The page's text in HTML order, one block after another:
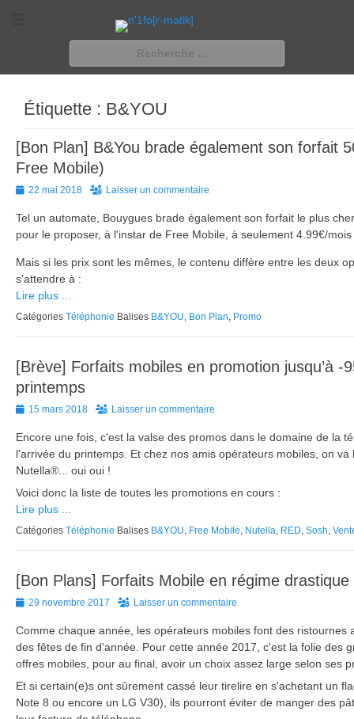
n'1fo[r-matik]
Pour les nymphos d'infos en info…
Étiquette : B&YOU
[Bon Plan] B&You brade également son forfait
Free Mobile)
Posted
22 mai 2018 Laisser un commentaire
Tel un automate, Bouygues brade également son forfait le plus
pour le proposer, à l'instar de Free Mobile, à seulement 4.99€/
Mais si les prix sont les mêmes, le contenu diffère entre les deux
s'attendre à :
Lire plus ...
Catégories Téléphonie Balises B&YOU, Bon Plan, Promo
[Brève] Forfaits mobiles en promotion jusqu’à -
printemps
Posted15 mars 2018 Laisser un commentaire
Encore une fois, c'est la valse des promos dans le domaine de la
l'arrivée du printemps. Et chez nos amis opérateurs mobiles, on
Nutella®... oui oui !
Voici donc la liste de toutes les promotions en cours :
Lire plus ...
Catégories Téléphonie Balises B&YOU, Free Mobile, Nutella, RED, Sosh,
[Bon Plans] Forfaits Mobile en régime
Posted
29 novembre 2017 Laisser un commentaire
Comme chaque année, les opérateurs mobiles font des ristournes
des fêtes de fin d'année. Pour cette année 2017, c'est la folie des
offres mobiles, pour au final, avoir un choix assez large selon ses
Et si certain(e)s ont sûrement cassé leur tirelire en s'achetant un
Note 8 ou encore un LG V30), ils pourront éviter de manger des